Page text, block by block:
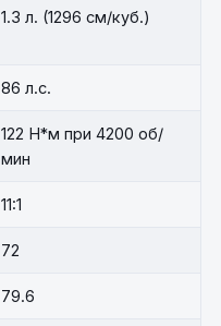
1.3 л. (1296 см/куб.)
86 л.с.
122 Н*м при 4200 об/
мин
11:1
72
79.6